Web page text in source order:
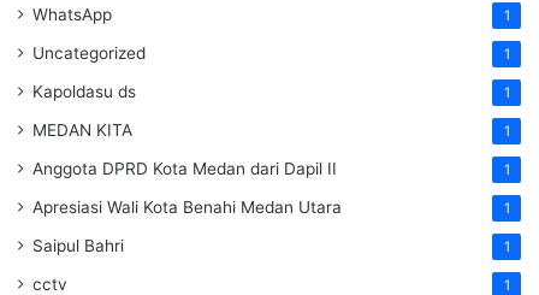
WhatsApp 1
Uncategorized 1
Kapoldasu ds 1
MEDAN KITA 1
Anggota DPRD Kota Medan dari Dapil II 1
Apresiasi Wali Kota Benahi Medan Utara 1
Saipul Bahri 1
cctv 1